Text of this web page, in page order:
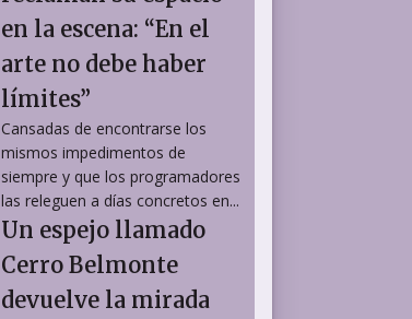
en la escena: “En el
arte no debe haber
límites”
Cansadas de encontrarse los
mismos impedimentos de
siempre y que los programadores
las releguen a días concretos en...
Un espejo llamado
Cerro Belmonte
devuelve la mirada